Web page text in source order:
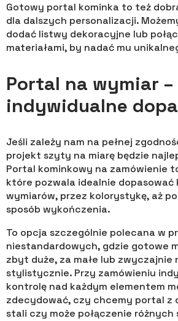
Gotowy portal kominka to też
dla dalszych personalizacji.
dodać listwy dekoracyjne lub
materiałami, by nadać mu
Portal na wymiar –
indywidualne
Jeśli zależy nam na pełnej
projekt szyty na miarę będzie
Portal kominkowy na zamówienie
które pozwala idealnie dopasować
wymiarów, przez kolorystykę, aż
sposób wykończenia.
To opcja szczególnie polecana w
niestandardowych, gdzie gotowe
zbyt duże, za małe lub zwyczajnie
stylistycznie. Przy zamówieniu
kontrolę nad każdym elementem
zdecydować, czy chcemy portal z
stali czy może połączenie różnych